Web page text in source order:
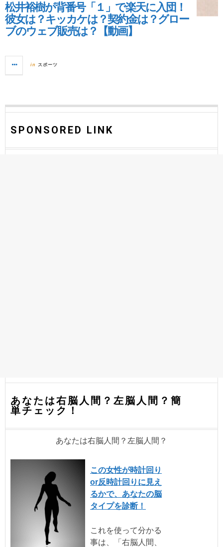
松井裕樹が背番号「１」で楽天に入団！
彼女は？キッカケは？契約金は？グロー
ブのウェブ販売は？【動画】
in スポーツ
SPONSORED LINK
あなたは右脳人間？左脳人間？簡
単チェック！
あなたは右脳人間？左脳人間？
この女性が時計回り
or反時計回りに見え
るかで、あなたの脳
タイプを診断！
これを使って分かる
事は、「右脳人間、